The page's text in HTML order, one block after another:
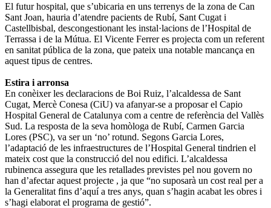
El futur hospital, que s’ubicaria en uns terrenys de la zona de Can
Sant Joan, hauria d’atendre pacients de Rubí, Sant Cugat i
Castellbisbal, descongestionant les instal·lacions de l’Hospital de
Terrassa i de la Mútua. El Vicente Ferrer es projecta com un referent
en sanitat pública de la zona, que pateix una notable mancança en
aquest tipus de centres.
Estira i arronsa
En conèixer les declaracions de Boi Ruiz, l’alcaldessa de Sant
Cugat, Mercè Conesa (CiU) va afanyar-se a proposar el Capio
Hospital General de Catalunya com a centre de referència del Vallès
Sud. La resposta de la seva homòloga de Rubí, Carmen Garcia
Lores (PSC), va ser un ‘no’ rotund. Segons Garcia Lores,
l’adaptació de les infraestructures de l’Hospital General tindrien el
mateix cost que la construcció del nou edifici. L’alcaldessa
rubinenca assegura que les retallades previstes pel nou govern no
han d’afectar aquest projecte , ja que “no suposarà un cost real per a
la Generalitat fins d’aquí a tres anys, quan s’hagin acabat les obres i
s’hagi elaborat el programa de gestió”.